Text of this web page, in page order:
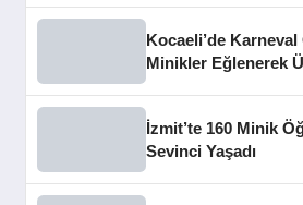
Kocaeli’de
Minikler Eğlenerek
İzmit’te 160 Minik
Sevinci Yaşadı